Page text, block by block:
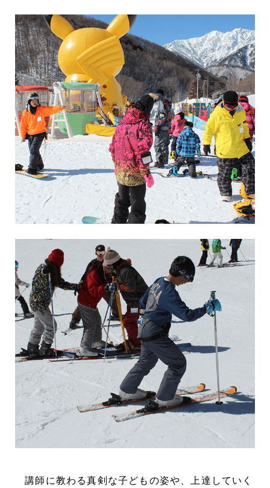
講師に教わる真剣な子どもの姿や、上達していく